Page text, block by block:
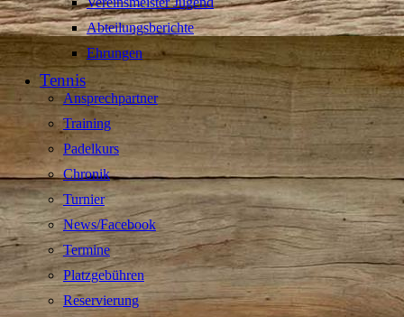
Abteilungsberichte
Ehrungen
Tennis
Ansprechpartner
Training
Padelkurs
Chronik
Turnier
News/Facebook
Termine
Platzgebühren
Reservierung